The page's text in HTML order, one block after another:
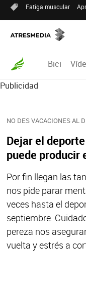
Fatiga muscular
Bici
Publicidad
NO DES VACACIONES AL
Dejar el
puede producir
Por fin llegan las
nos pide parar
veces hasta el
septiembre.
pereza nos
vuelta y estrés a